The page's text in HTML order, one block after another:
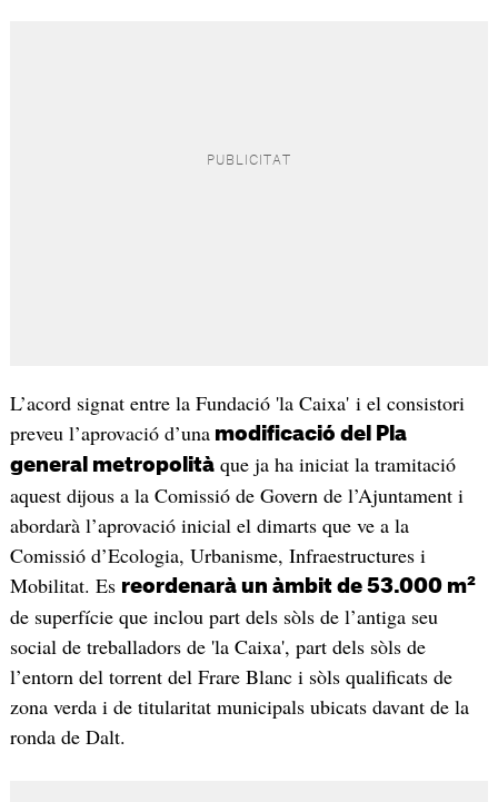
L’acord signat entre la Fundació 'la Caixa' i el consistori
preveu l’aprovació d’unamodificació del Pla
general metropolitàque ja ha iniciat la tramitació
aquest dijous a la Comissió de Govern de l’Ajuntament i
abordarà l’aprovació inicial el dimarts que ve a la
Comissió d’Ecologia, Urbanisme, Infraestructures i
Mobilitat. Es reordenarà un àmbit de 53.000 m²
de superfície que inclou part dels sòls de l’antiga seu
social de treballadors de 'la Caixa', part dels sòls de
l’entorn del torrent del Frare Blanc i sòls qualificats de
zona verda i de titularitat municipals ubicats davant de la
ronda de Dalt.